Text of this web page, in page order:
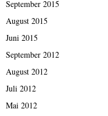
September 2015
August 2015
Juni 2015
September 2012
August 2012
Juli 2012
Mai 2012